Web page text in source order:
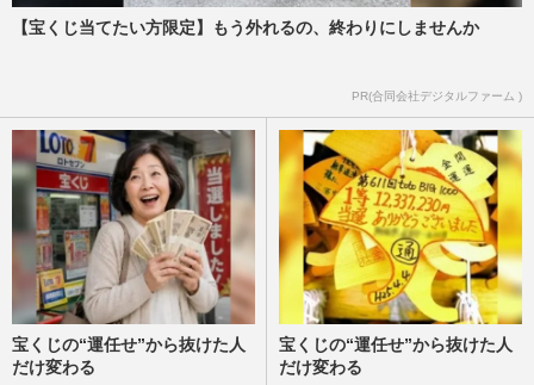
【宝くじ当てたい方限定】もう外れるの、終わりにしませんか
PR(合同会社デジタルファーム )
宝くじの“運任せ”から抜けた人
だけ変わる
宝くじの“運任せ”から抜けた人
だけ変わる